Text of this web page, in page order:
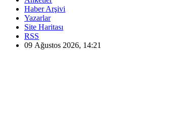
Haber Arşivi
Yazarlar
Site Haritası
RSS
09 Ağustos 2026, 14:21